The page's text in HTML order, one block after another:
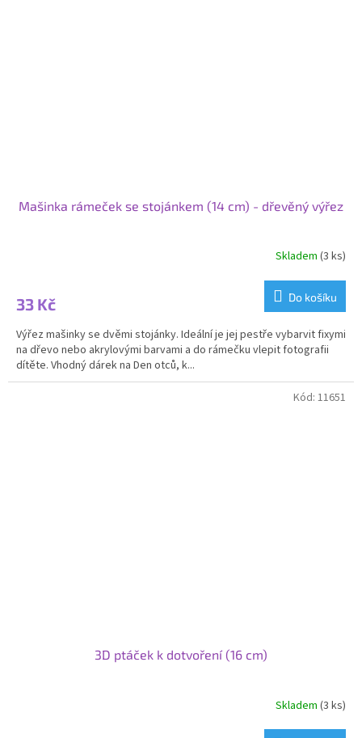
Mašinka rámeček se stojánkem (14 cm) - dřevěný výřez
Skladem (3 ks)
33 Kč Do košíku
Výřez mašinky se dvěmi stojánky. Ideální je jej pestře vybarvit fixymi
na dřevo nebo akrylovými barvami a do rámečku vlepit fotografii
dítěte. Vhodný dárek na Den otců, k...
3D ptáček k dotvoření (16 cm)
Skladem (3 ks)
Kód: 11651